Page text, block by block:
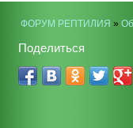
ФОРУМ РЕПТИЛИЯ »
Поделиться